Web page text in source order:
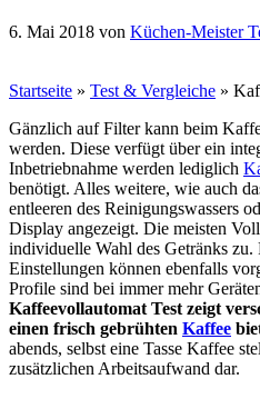
6. Mai 2018 von Küchen-Meister
Startseite » Test & Vergleiche »
Gänzlich auf Filter kann beim
werden. Diese verfügt über ein
Inbetriebnahme werden lediglich
benötigt. Alles weitere, wie auch
entleeren des Reinigungswassers
Display angezeigt. Die meisten
individuelle Wahl des Getränks
Einstellungen können ebenfalls
Profile sind bei immer mehr
Kaffeevollautomat Test zeigt
einen frisch gebrühten Kaffee
abends, selbst eine Tasse Kaffee
zusätzlichen Arbeitsaufwand dar.